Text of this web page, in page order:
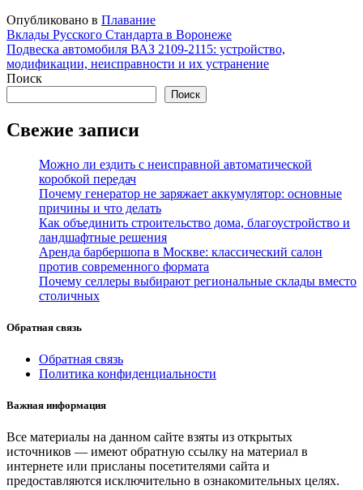
Опубликовано в Плавание
Навигация
по
записям
Вклады Русского Стандарта в Воронеже
Подвеска автомобиля ВАЗ 2109-2115: устройство,
модификации, неисправности и их устранение
Поиск
Поиск
Свежие записи
Можно ли ездить с неисправной автоматической
коробкой передач
Почему генератор не заряжает аккумулятор: основные
причины и что делать
Как объединить строительство дома, благоустройство и
ландшафтные решения
Аренда барбершопа в Москве: классический салон
против современного формата
Почему селлеры выбирают региональные склады вместо
столичных
Обратная связь
Обратная связь
Политика конфиденциальности
Важная информация
Все материалы на данном сайте взяты из открытых
источников — имеют обратную ссылку на материал в
интернете или присланы посетителями сайта и
предоставляются исключительно в ознакомительных целях.